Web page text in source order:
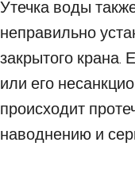
Утечка воды
неправильно
закрытого крана.
или его
происходит
наводнению и